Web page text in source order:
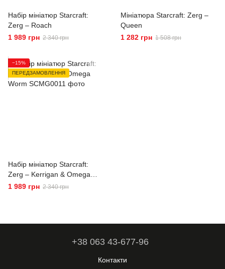
Набір мініатюр Starcraft:
Zerg – Roach
1 989 грн 2 340 грн
Мініатюра Starcraft: Zerg –
Queen
1 282 грн 1 508 грн
−15%
ПЕРЕДЗАМОВЛЕННЯ
Набір мініатюр Starcraft:
Zerg – Kerrigan & Omega
Worm
1 989 грн 2 340 грн
+38 063 43-677-96
Контакти